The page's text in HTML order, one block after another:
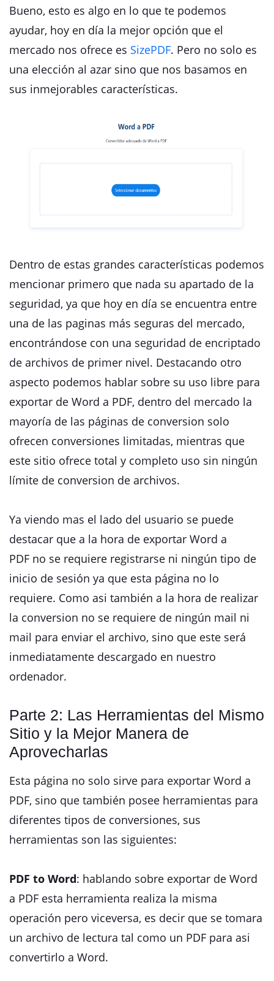
Bueno, esto es algo en lo que te podemos
ayudar, hoy en día la mejor opción que el
mercado nos ofrece es SizePDF. Pero no solo es
una elección al azar sino que nos basamos en
sus inmejorables características.
Dentro de estas grandes características podemos
mencionar primero que nada su apartado de la
seguridad, ya que hoy en día se encuentra entre
una de las paginas más seguras del mercado,
encontrándose con una seguridad de encriptado
de archivos de primer nivel. Destacando otro
aspecto podemos hablar sobre su uso libre para
exportar de Word a PDF, dentro del mercado la
mayoría de las páginas de conversion solo
ofrecen conversiones limitadas, mientras que
este sitio ofrece total y completo uso sin ningún
límite de conversion de archivos.
Ya viendo mas el lado del usuario se puede
destacar que a la hora de exportar Word a
PDF no se requiere registrarse ni ningún tipo de
inicio de sesión ya que esta página no lo
requiere. Como asi también a la hora de realizar
la conversion no se requiere de ningún mail ni
mail para enviar el archivo, sino que este será
inmediatamente descargado en nuestro
ordenador.
Parte 2: Las Herramientas del Mismo
Sitio y la Mejor Manera de
Aprovecharlas
Esta página no solo sirve para exportar Word a
PDF, sino que también posee herramientas para
diferentes tipos de conversiones, sus
herramientas son las siguientes:
PDF to Word: hablando sobre exportar de Word
a PDF esta herramienta realiza la misma
operación pero viceversa, es decir que se tomara
un archivo de lectura tal como un PDF para asi
convertirlo a Word.